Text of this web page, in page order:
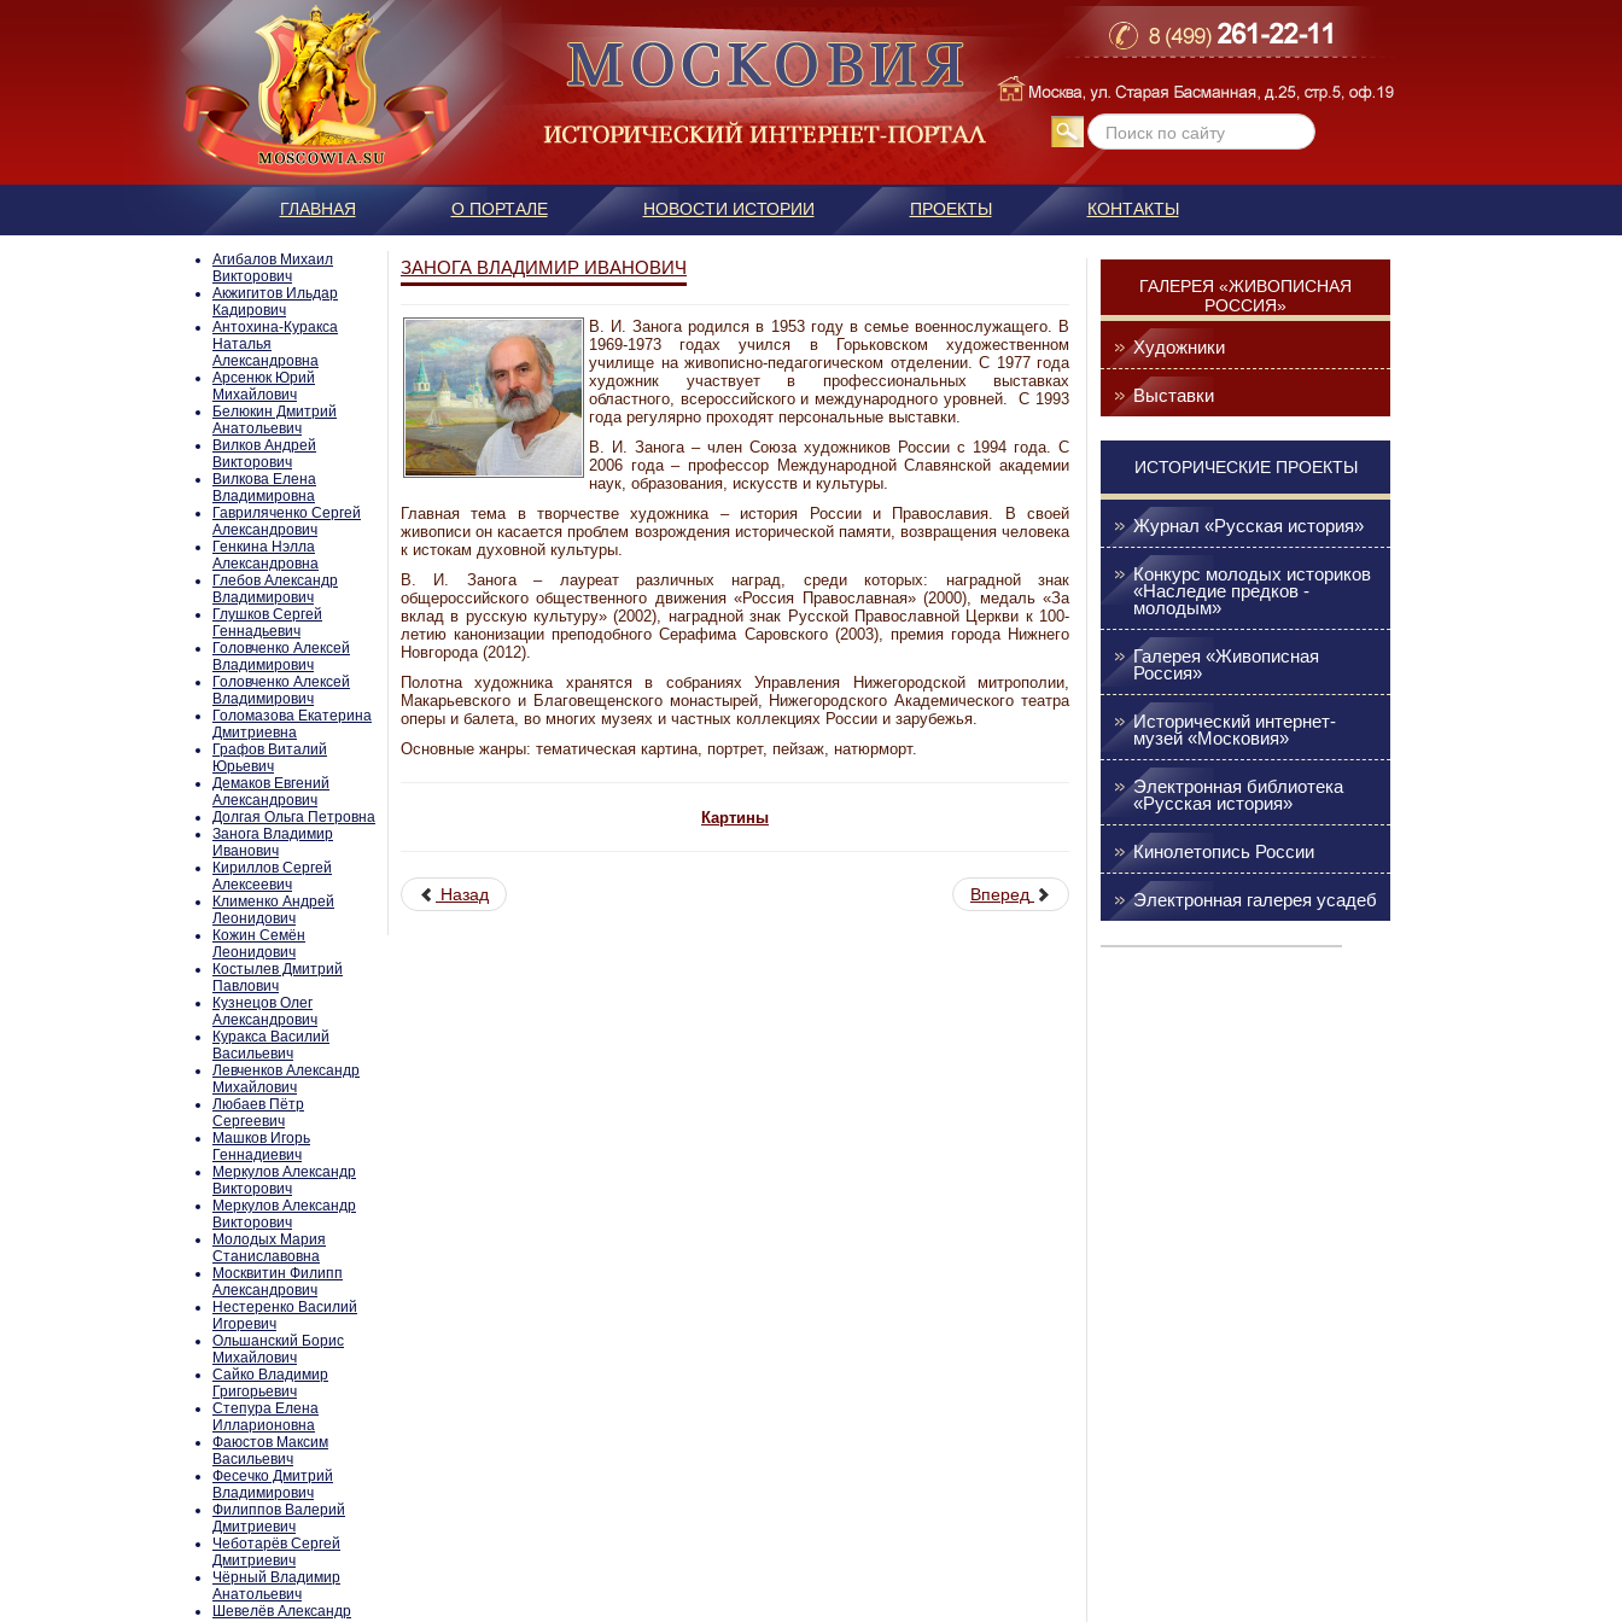
ГЛАВНАЯ О ПОРТАЛЕ НОВОСТИ ИСТОРИИ ПРОЕКТЫ КОНТАКТЫ
ГАЛЕРЕЯ «ЖИВОПИСНАЯ
РОССИЯ»
Художники
Выставки
ИСТОРИЧЕСКИЕ ПРОЕКТЫ
Журнал «Русская история»
Конкурс молодых историков
«Наследие предков -
молодым»
Галерея «Живописная
Россия»
Исторический интернет-
музей «Московия»
Электронная библиотека
«Русская история»
Кинолетопись России
Электронная галерея усадеб
Агибалов Михаил
Викторович
Акжигитов Ильдар
Кадирович
Антохина-Куракса
Наталья
Александровна
Арсенюк Юрий
Михайлович
Белюкин Дмитрий
Анатольевич
Вилков Андрей
Викторович
Вилкова Елена
Владимировна
Гавриляченко Сергей
Александрович
Генкина Нэлла
Александровна
Глебов Александр
Владимирович
Глушков Сергей
Геннадьевич
Головченко Алексей
Владимирович
Головченко Алексей
Владимирович
Голомазова Екатерина
Дмитриевна
Графов Виталий
Юрьевич
Демаков Евгений
Александрович
Долгая Ольга Петровна
Занога Владимир
Иванович
Кириллов Сергей
Алексеевич
Клименко Андрей
Леонидович
Кожин Семён
Леонидович
Костылев Дмитрий
Павлович
Кузнецов Олег
Александрович
Куракса Василий
Васильевич
Левченков Александр
Михайлович
Любаев Пётр
Сергеевич
Машков Игорь
Геннадиевич
Меркулов Александр
Викторович
Меркулов Александр
Викторович
Молодых Мария
Станиславовна
Москвитин Филипп
Александрович
Нестеренко Василий
Игоревич
Ольшанский Борис
Михайлович
Сайко Владимир
Григорьевич
Степура Елена
Илларионовна
Фаюстов Максим
Васильевич
Фесечко Дмитрий
Владимирович
Филиппов Валерий
Дмитриевич
Чеботарёв Сергей
Дмитриевич
Чёрный Владимир
Анатольевич
Шевелёв Александр
ЗАНОГА ВЛАДИМИР ИВАНОВИЧ
В. И. Занога родился в 1953 году в семье военнослужащего. В
1969-1973 годах учился в Горьковском художественном
училище на живописно-педагогическом отделении. С 1977 года
художник участвует в профессиональных выставках
областного, всероссийского и международного уровней. С 1993
года регулярно проходят персональные выставки.
В. И. Занога – член Союза художников России с 1994 года. С
2006 года – профессор Международной Славянской академии
наук, образования, искусств и культуры.
Главная тема в творчестве художника – история России и Православия. В своей
живописи он касается проблем возрождения исторической памяти, возвращения человека
к истокам духовной культуры.
В. И. Занога – лауреат различных наград, среди которых: наградной знак
общероссийского общественного движения «Россия Православная» (2000), медаль «За
вклад в русскую культуру» (2002), наградной знак Русской Православной Церкви к 100-
летию канонизации преподобного Серафима Саровского (2003), премия города Нижнего
Новгорода (2012).
Полотна художника хранятся в собраниях Управления Нижегородской митрополии,
Макарьевского и Благовещенского монастырей, Нижегородского Академического театра
оперы и балета, во многих музеях и частных коллекциях России и зарубежья.
Основные жанры: тематическая картина, портрет, пейзаж, натюрморт.
Картины
Назад Вперед